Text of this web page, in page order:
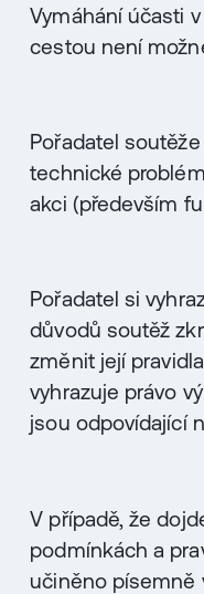
Vymáhání účasti
cestou není
Pořadatel
technické
akci (především
Pořadatel si
důvodů soutěž
změnit její
vyhrazuje právo
jsou odpovídající
V případě, že
podmínkách a
učiněno písemně